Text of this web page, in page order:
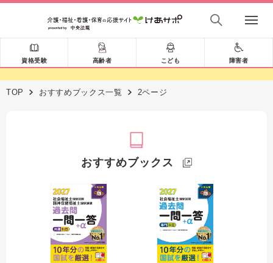
資格受験 高齢者 こども 障害者
TOP おすすめブックス一覧 2ページ
おすすめブックス